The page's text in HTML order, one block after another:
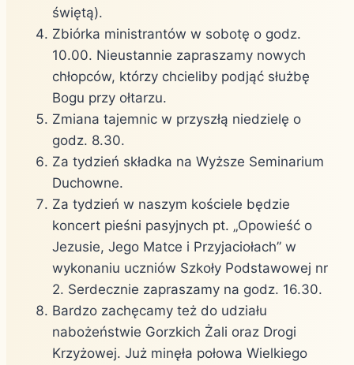
świętą).
Zbiórka ministrantów w sobotę o godz.
10.00. Nieustannie zapraszamy nowych
chłopców, którzy chcieliby podjąć służbę
Bogu przy ołtarzu.
Zmiana tajemnic w przyszłą niedzielę o
godz. 8.30.
Za tydzień składka na Wyższe Seminarium
Duchowne.
Za tydzień w naszym kościele będzie
koncert pieśni pasyjnych pt. „Opowieść o
Jezusie, Jego Matce i Przyjaciołach” w
wykonaniu uczniów Szkoły Podstawowej nr
2. Serdecznie zapraszamy na godz. 16.30.
Bardzo zachęcamy też do udziału
nabożeństwie Gorzkich Żali oraz Drogi
Krzyżowej. Już minęła połowa Wielkiego